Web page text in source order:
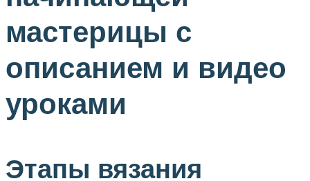
мастерицы с
описанием и видео
уроками
Этапы вязания